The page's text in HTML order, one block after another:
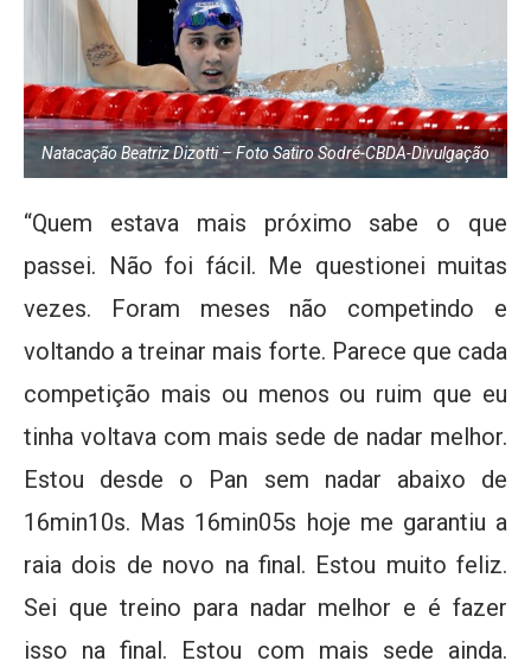
Natacação Beatriz Dizotti – Foto Satiro Sodré-CBDA-Divulgação
“Quem estava mais próximo sabe o que
passei. Não foi fácil. Me questionei muitas
vezes. Foram meses não competindo e
voltando a treinar mais forte. Parece que cada
competição mais ou menos ou ruim que eu
tinha voltava com mais sede de nadar melhor.
Estou desde o Pan sem nadar abaixo de
16min10s. Mas 16min05s hoje me garantiu a
raia dois de novo na final. Estou muito feliz.
Sei que treino para nadar melhor e é fazer
isso na final. Estou com mais sede ainda.